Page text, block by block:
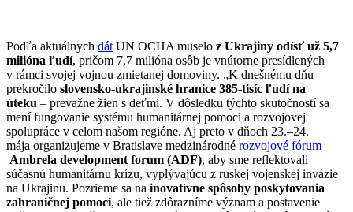
Podľa aktuálnych dát UN OCHA muselo z Ukrajiny odísť už 5,7
milióna ľudí, pričom 7,7 milióna osôb je vnútorne presídlených
v rámci svojej vojnou zmietanej domoviny. „K dnešnému dňu
prekročilo slovensko-ukrajinské hranice 385-tisíc ľudí na
úteku – prevažne žien s deťmi. V dôsledku týchto skutočností sa
mení fungovanie systému humanitárnej pomoci a rozvojovej
spolupráce v celom našom regióne. Aj preto v dňoch 23.–24.
mája organizujeme v Bratislave medzinárodné rozvojové fórum –
Ambrela development forum (ADF), aby sme reflektovali
súčasnú humanitárnu krízu, vyplývajúcu z ruskej vojenskej invázie
na Ukrajinu. Pozrieme sa na inovatívne spôsoby poskytovania
zahraničnej pomoci, ale tiež zdôrazníme význam a postavenie